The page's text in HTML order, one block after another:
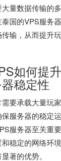
量数据传输的
国的VPS服务
输，从而提升
如何提
稳定性
要承载大量玩
服务器的稳定
服务器至关重
稳定的网络环
著的优势。